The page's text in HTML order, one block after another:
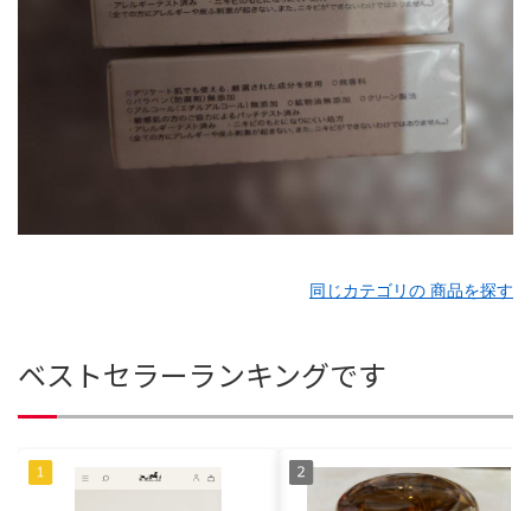
同じカテゴリの 商品を探す
ベストセラーランキングです